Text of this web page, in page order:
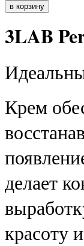
3LAB
Крем
делает
красоту